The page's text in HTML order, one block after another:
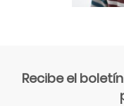
Recibe el